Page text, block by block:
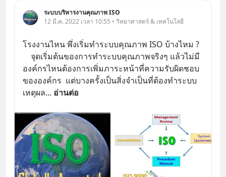
ระบบบริหารงานคุณภาพ ISO
12 มี.ค. 2022 เวลา 10:55 • วิทยาศาสตร์ & เทคโนโลยี
โรงงานไหน พึ่งเริ่มทำระบบคุณภาพ ISO บ้างไหม ?
องค์กรไหนต้องการเพิ่มภาระหน้าที่ความรับผิดชอบ
ขององค์กร  แต่บางครั้งเป็นสิ่งจำเป็นที่ต้องทำระบบ
เหตุผล... อ่านต่อ